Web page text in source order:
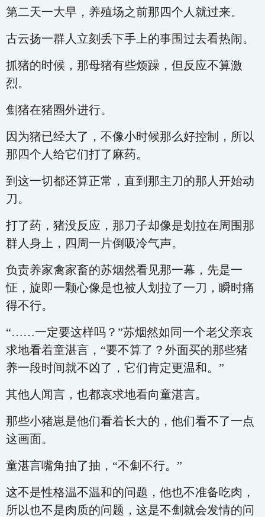
第二天一大早，养殖场之前那四个人就过来。
古云扬一群人立刻丢下手上的事围过去看热闹。
抓猪的时候，那母猪有些烦躁，但反应不算激
烈。
劁猪在猪圈外进行。
因为猪已经大了，不像小时候那么好控制，所以
那四个人给它们打了麻药。
到这一切都还算正常，直到那主刀的那人开始动
刀。
打了药，猪没反应，那刀子却像是划拉在周围那
群人身上，四周一片倒吸冷气声。
负责养家禽家畜的苏烟然看见那一幕，先是一
怔，旋即一颗心像是也被人划拉了一刀，瞬时痛
得不行。
“……一定要这样吗？”苏烟然如同一个老父亲哀
求地看着童湛言，“要不算了？外面买的那些猪
养一段时间就不凶了，它们肯定更温和。”
其他人闻言，也都哀求地看向童湛言。
那些小猪崽是他们看着长大的，他们看不了一点
这画面。
童湛言嘴角抽了抽，“不劁不行。”
这不是性格温不温和的问题，他也不准备吃肉，
所以也不是肉质的问题，这是不劁就会发情的问